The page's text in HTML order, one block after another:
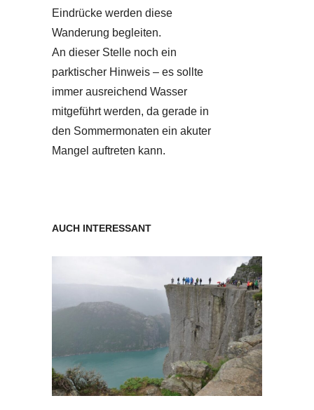
Eindrücke werden diese
Wanderung begleiten.
An dieser Stelle noch ein
parktischer Hinweis – es sollte
immer ausreichend Wasser
mitgeführt werden, da gerade in
den Sommermonaten ein akuter
Mangel auftreten kann.
AUCH INTERESSANT